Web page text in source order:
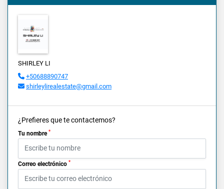
SHIRLEY LI
+50688890747
shirleylirealestate@gmail.com
¿Prefieres que te contactemos?
Tu nombre *
Correo electrónico *